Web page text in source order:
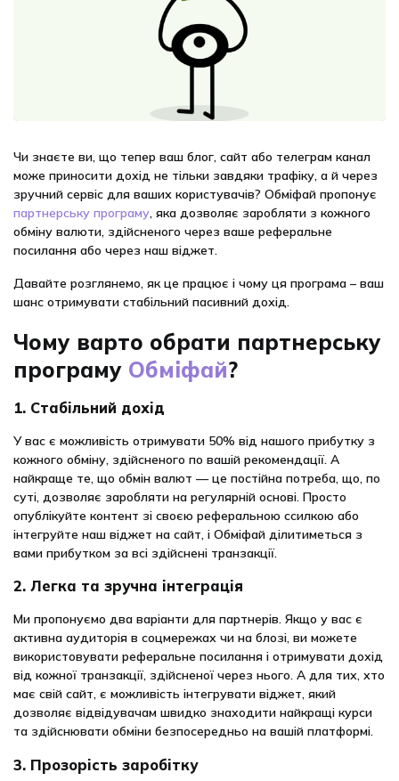
Чи знаєте ви, що тепер ваш блог, сайт або телеграм канал
може приносити дохід не тільки завдяки трафіку, а й через
зручний сервіс для ваших користувачів? Обміфай пропонує
партнерську програму , яка дозволяє заробляти з кожного
обміну валюти, здійсненого через ваше реферальне
посилання або через наш віджет.
Давайте розглянемо, як це працює і чому ця програма – ваш
шанс отримувати стабільний пасивний дохід.
Чому варто обрати партнерську
програму Обміфай?
1. Стабільний дохід
У вас є можливість отримувати 50% від нашого прибутку з
кожного обміну, здійсненого по вашій рекомендації. А
найкраще те, що обмін валют — це постійна потреба, що, по
суті, дозволяє заробляти на регулярній основі. Просто
опублікуйте контент зі своєю реферальною ссилкою або
інтегруйте наш віджет на сайт, і Обміфай ділитиметься з
вами прибутком за всі здійснені транзакції.
2. Легка та зручна інтеграція
Ми пропонуємо два варіанти для партнерів. Якщо у вас є
активна аудиторія в соцмережах чи на блозі, ви можете
використовувати реферальне посилання і отримувати дохід
від кожної транзакції, здійсненої через нього. А для тих, хто
має свій сайт, є можливість інтегрувати віджет, який
дозволяє відвідувачам швидко знаходити найкращі курси
та здійснювати обміни безпосередньо на вашій платформі.
3. Прозорість заробітку